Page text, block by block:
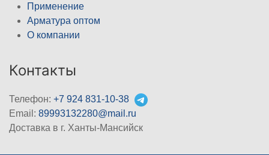
Применение
Арматура оптом
О компании
Контакты
Телефон: +7 924 831-10-38
Email: 89993132280@mail.ru
Доставка в г. Ханты-Мансийск